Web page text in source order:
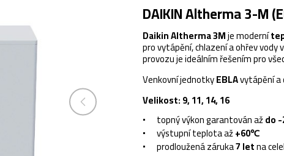
DAIKIN Altherma 3-M
Daikin Altherma 3Mje moderní
pro vytápění, chlazení a ohřev vody
provozu je ideálním řešením pro
Venkovní jednotkyEBLAvytápění a
Velikost: 9, 11, 14, 16
topný výkon garantován aždo
výstupní teplota až+60℃
prodloužená záruka7 letna